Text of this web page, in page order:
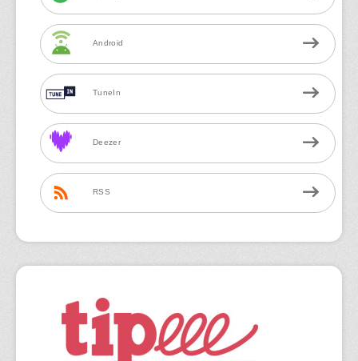
Android
TuneIn
Deezer
RSS